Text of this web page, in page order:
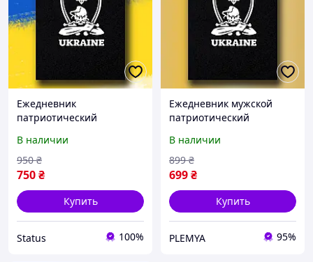
Ежедневник
патриотический
недатированный,
деловой блокнот
208страниц /(S15)
В наличии
750₴
950 ₴
Купить
Status 100%
Ежедневник мужской
патриотический
недатированный,
деловой блокнот 154стр
/(S15)
В наличии
699₴
899 ₴
Купить
PLEMYA 95%